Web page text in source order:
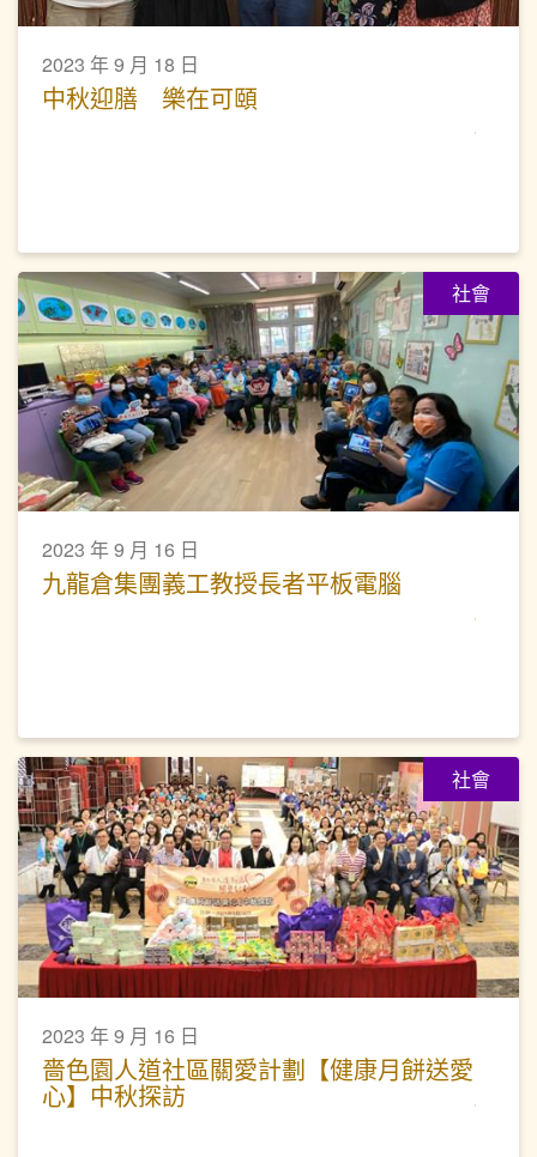
2023 年 9 月 18 日
中秋迎膳 樂在可頤
社會
2023 年 9 月 16 日
九龍倉集團義工教授長者平板電腦
社會
2023 年 9 月 16 日
嗇色園人道社區關愛計劃【健康月餅送愛
心】中秋探訪